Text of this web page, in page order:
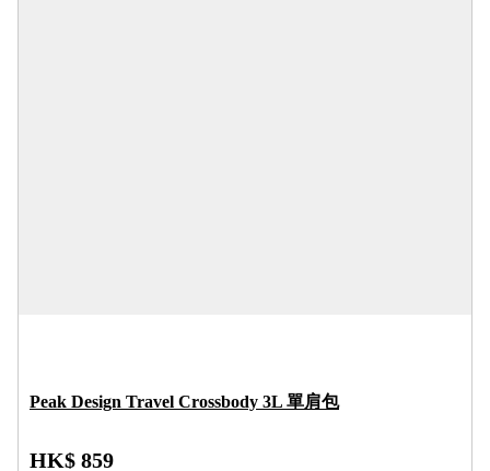
Peak Design Travel Crossbody 3L 單肩包
HK$ 859